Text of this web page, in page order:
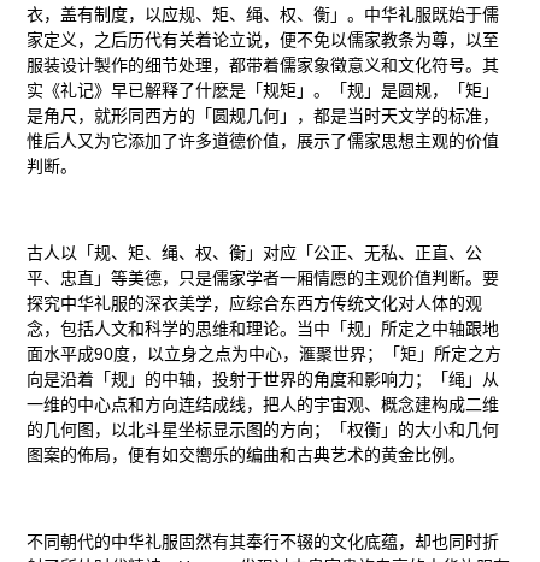
衣，盖有制度，以应规、矩、绳、权、衡」。中华礼服既始于儒
家定义，之后历代有关着论立说，便不免以儒家教条为尊，以至
服装设计製作的细节处理，都带着儒家象徵意义和文化符号。其
实《礼记》早已解释了什麽是「规矩」。「规」是圆规，「矩」
是角尺，就形同西方的「圆规几何」，都是当时天文学的标准，
惟后人又为它添加了许多道德价值，展示了儒家思想主观的价值
判断。
古人以「规、矩、绳、权、衡」对应「公正、无私、正直、公
平、忠直」等美德，只是儒家学者一厢情愿的主观价值判断。要
探究中华礼服的深衣美学，应综合东西方传统文化对人体的观
念，包括人文和科学的思维和理论。当中「规」所定之中轴跟地
面水平成90度，以立身之点为中心，滙聚世界；「矩」所定之方
向是沿着「规」的中轴，投射于世界的角度和影响力；「绳」从
一维的中心点和方向连结成线，把人的宇宙观、概念建构成二维
的几何图，以北斗星坐标显示图的方向；「权衡」的大小和几何
图案的佈局，便有如交嚮乐的编曲和古典艺术的黄金比例。
不同朝代的中华礼服固然有其奉行不辍的文化底蕴，却也同时折